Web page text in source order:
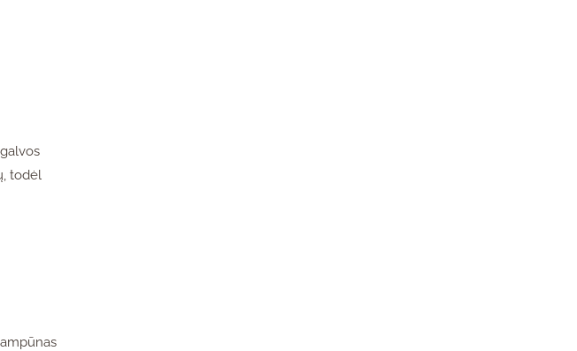
todėl